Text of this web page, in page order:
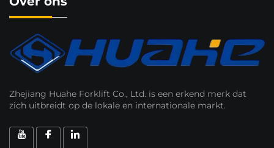
Zhejiang Huahe Forklift Co., Ltd. is een erkend merk dat
zich uitbreidt op de lokale en internationale markt.